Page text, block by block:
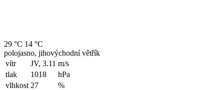
29 °C 14 °C
polojasno, jihovýchodní větřík
vítr
JV, 3.11 m/s
tlak
1018
hPa
vlhkost 27 %